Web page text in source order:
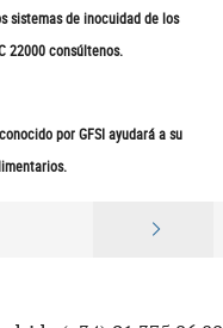
sistemas de inocuidad de los
22000 consúltenos.
por GFSI ayudará a su